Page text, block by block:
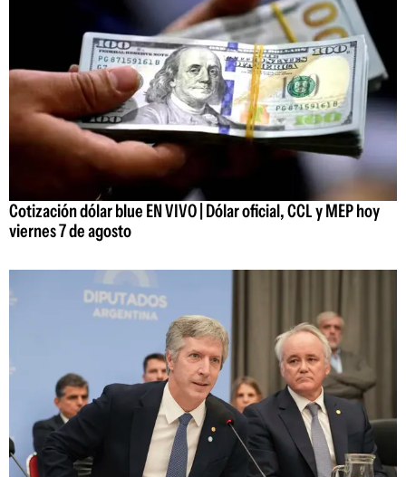
Cotización dólar blue EN VIVO | Dólar oficial, CCL y MEP hoy
viernes 7 de agosto